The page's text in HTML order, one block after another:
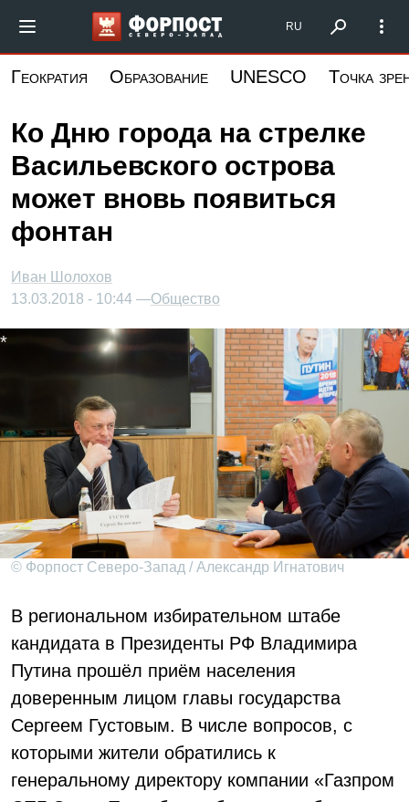
основному
Форпост Северо-Запад
RU
Геократия Образование UNESCO Точка
Ко Дню города на стрелке
Васильевского острова
может вновь появиться
фонтан
Иван Шолохов
13.03.2018 - 10:44 —Общество
© Форпост Северо-Запад / Александр Игнатович
В региональном избирательном штабе
кандидата в Президенты РФ Владимира
Путина прошёл приём населения
доверенным лицом главы государства
Сергеем Густовым. В числе вопросов, с
которыми жители обратились к
генеральному директору компании «Газпром